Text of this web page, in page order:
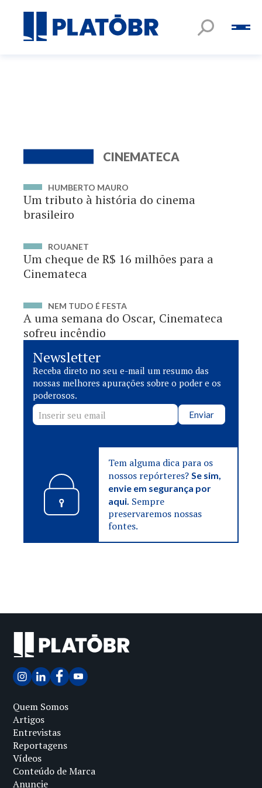
CINEMATECA
HUMBERTO MAURO
Um tributo à história do cinema
brasileiro
ROUANET
Um cheque de R$ 16 milhões para a
Cinemateca
NEM TUDO É FESTA
A uma semana do Oscar, Cinemateca
sofreu incêndio
Newsletter
Receba direto no seu e-mail um resumo das
nossas melhores apurações sobre o poder e os
poderosos.
Enviar
Tem alguma dica para os
nossos repórteres?Se sim,
envie em segurança por
aqui. Sempre
preservaremos nossas
fontes.
Quem Somos
Artigos
Entrevistas
Reportagens
Vídeos
Conteúdo de Marca
Anuncie